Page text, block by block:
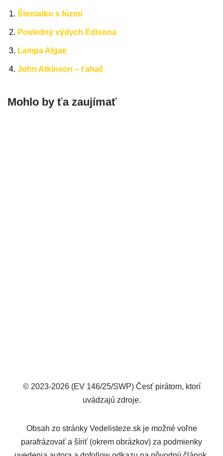
Šteniatko s fúzmi
Posledný výdych Edisona
Lampa Algae
John Atkinson – ťahač
Mohlo by ťa zaujímať
© 2023-2026 (EV 146/25/SWP) Česť pirátom, ktorí
uvádzajú zdroje.
Obsah zo stránky Vedelisteze.sk je možné voľne
parafrázovať a šíriť (okrem obrázkov) za podmienky